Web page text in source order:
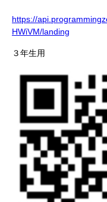
https://
HWiVM/landing
３年生用